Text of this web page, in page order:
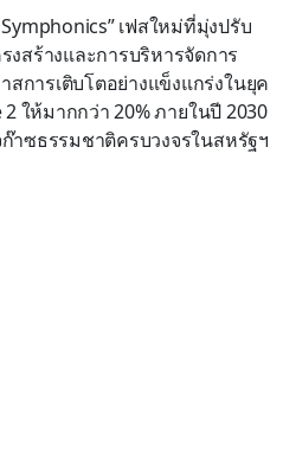
เฟสใหม่ที่มุ่งปรับ
สร้างและการบริหารจัดการ
การเติบโตอย่างแข็งแกร่งในยุค
ให้มากกว่า 20% ภายในปี 2030
าซธรรมชาติครบวงจรในสหรัฐฯ